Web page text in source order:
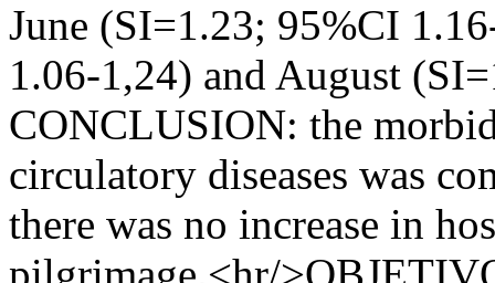
June (SI=1.23; 95%CI
1.06-1,24) and August
CONCLUSION: the
circulatory diseases was
there was no increase in